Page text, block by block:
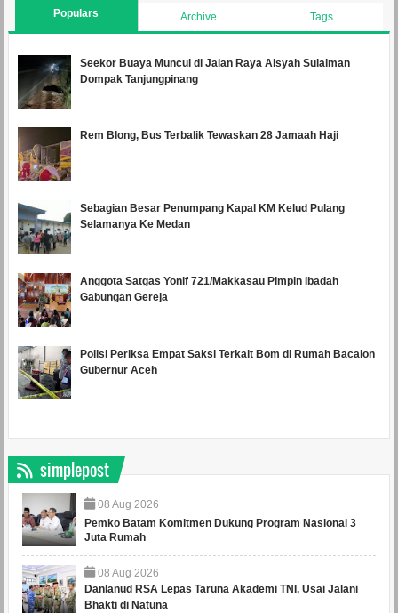
Populars Archive Tags
Seekor Buaya Muncul di Jalan Raya Aisyah Sulaiman
Dompak Tanjungpinang
Rem Blong, Bus Terbalik Tewaskan 28 Jamaah Haji
Sebagian Besar Penumpang Kapal KM Kelud Pulang
Selamanya Ke Medan
Anggota Satgas Yonif 721/Makkasau Pimpin Ibadah
Gabungan Gereja
Polisi Periksa Empat Saksi Terkait Bom di Rumah Bacalon
Gubernur Aceh
simplepost
08 Aug 2026
Pemko Batam Komitmen Dukung Program Nasional 3
Juta Rumah
08 Aug 2026
Danlanud RSA Lepas Taruna Akademi TNI, Usai Jalani
Bhakti di Natuna